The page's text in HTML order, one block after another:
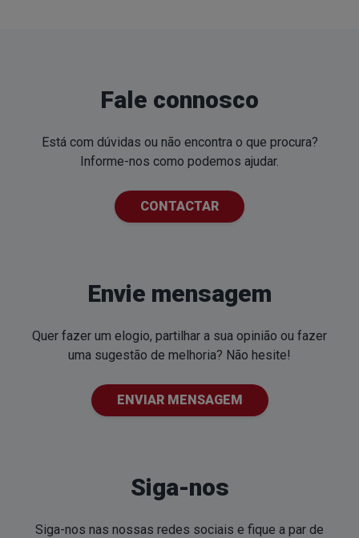
Fale connosco
Está com dúvidas ou não encontra o que procura?
Informe-nos como podemos ajudar.
CONTACTAR
Envie mensagem
Quer fazer um elogio, partilhar a sua opinião ou fazer
uma sugestão de melhoria? Não hesite!
ENVIAR MENSAGEM
Siga-nos
Siga-nos nas nossas redes sociais e fique a par de